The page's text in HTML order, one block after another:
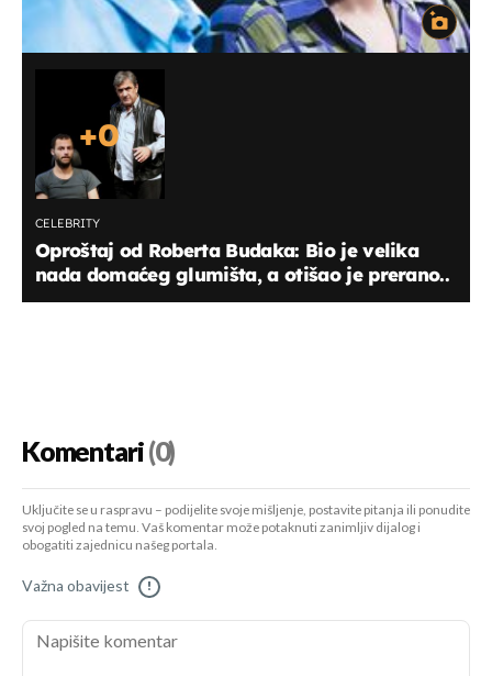
+0
CELEBRITY
Oproštaj od Roberta Budaka: Bio je velika
nada domaćeg glumišta, a otišao je prerano..
Komentari(0)
Uključite se u raspravu – podijelite svoje mišljenje, postavite pitanja ili ponudite
svoj pogled na temu. Vaš komentar može potaknuti zanimljiv dijalog i
obogatiti zajednicu našeg portala.
Važna obavijest !